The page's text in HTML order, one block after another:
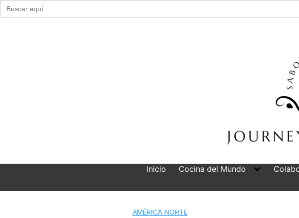
Buscar:
Inicio Cocina del Mundo
AMÉRICA NORTE